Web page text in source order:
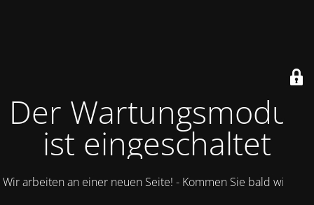
Der Wartungsmodus
ist eingeschaltet
Wir arbeiten an einer neuen Seite! - Kommen Sie bald wieder.